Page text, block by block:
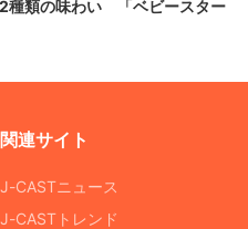
2種類の味わい 「ベビースター
関連サイト
J-CASTニュース
J-CASTトレンド